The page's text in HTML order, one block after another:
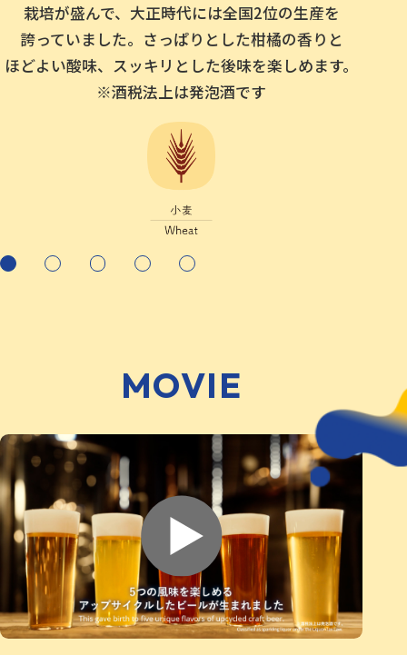
栽培が盛んで、大正時代には全国2位の生産を
誇っていました。 さっぱりとした柑橘の香りと
ほどよい酸味、スッキリとした後味を楽しめます。
※酒税法上は発泡酒です
MOVIE